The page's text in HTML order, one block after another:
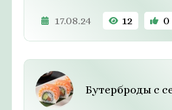
17.08.24 12 0
Бутерброды с